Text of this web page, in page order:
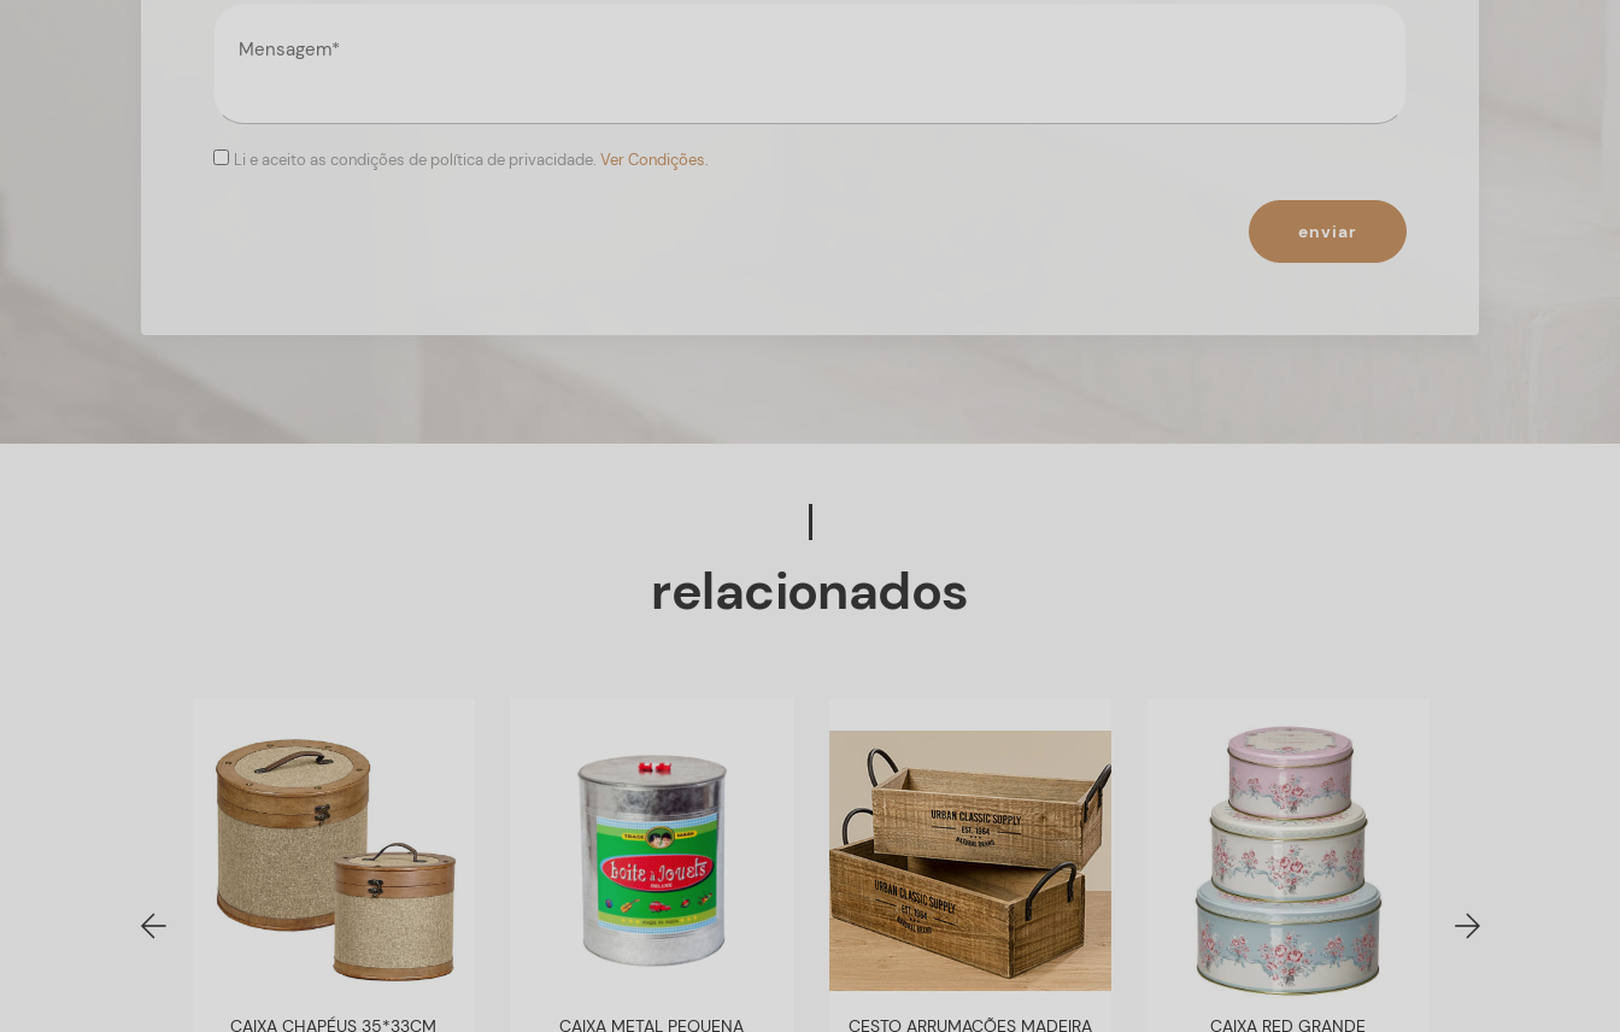
Li e aceito as condições de política de privacidade. Ver Condições.
enviar
relacionados
CAIXA CHAPÉUS 35*33CM CAIXA METAL PEQUENA CESTO ARRUMAÇÕES MADEIRA CAIXA RED GRANDE